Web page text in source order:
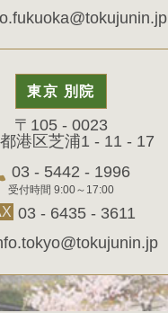
東京 別院
〒105 - 0023
港区芝浦1 - 11 - 17
03 - 5442 - 1996
受付時間 9:00～17:00
03 - 6435 - 3611